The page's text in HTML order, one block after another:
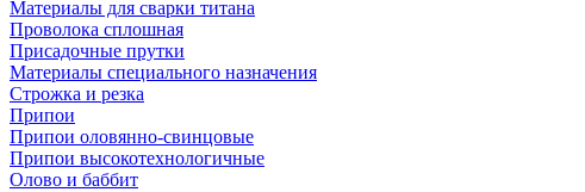
Материалы для сварки титана
Проволока сплошная
Присадочные прутки
Материалы специального назначения
Строжка и резка
Припои
Припои оловянно-свинцовые
Припои высокотехнологичные
Олово и баббит